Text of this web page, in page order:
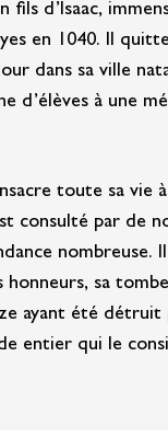
fils d’Isaac,
en 1040. Il
dans sa ville
d’élèves à une
toute sa vie
consulté par de
honneurs, sa
ayant été détruit
entier qui le